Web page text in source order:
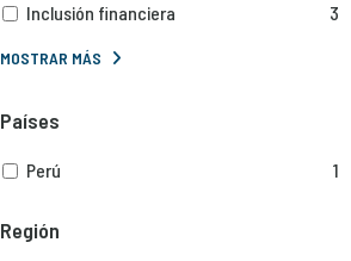
Inclusión financiera 3
MOSTRAR MÁS
Países
Perú 1
Región